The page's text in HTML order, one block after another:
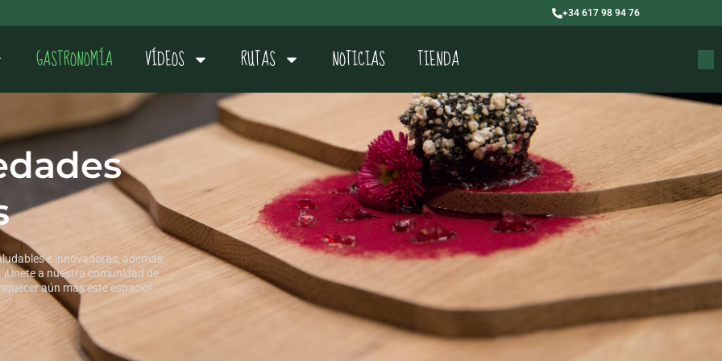
+34 617 98 94 76
GASTRONOMÍA VÍDEOS RUTAS NOTICIAS TIENDA
e innovadoras, además
a nuestra comunidad de
aún más este espacio!